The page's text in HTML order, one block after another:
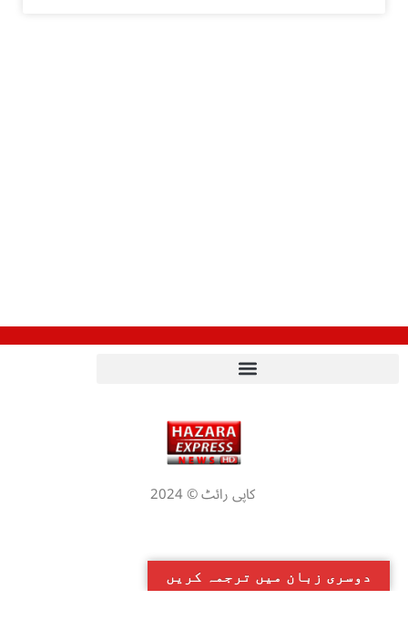
کاپی رائٹ © 2024
دوسری زبان میں ترجمہ کریں